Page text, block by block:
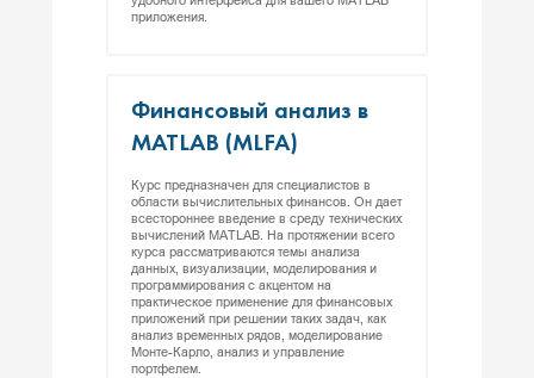
приложения.
Фи­нан­со­вый ана­лиз в
MATLAB (MLFA)
Курс предназначен для специалистов в
области вычислительных финансов. Он дает
всестороннее введение в среду технических
вычислений MATLAB. На протяжении всего
курса рассматриваются темы анализа
данных, визуализации, моделирования и
программирования с акцентом на
практическое применение для финансовых
приложений при решении таких задач, как
анализ временных рядов, моделирование
Монте-Карло, анализ и управление
портфелем.